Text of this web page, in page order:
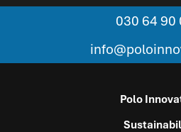
030 64 90
Polo